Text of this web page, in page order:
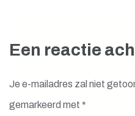
Een reactie
Je e-mailadres zal niet
gemarkeerd met *